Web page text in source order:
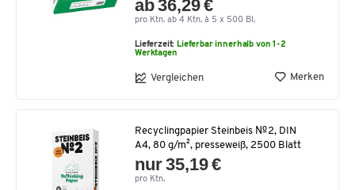
ab 36,29 €
pro Ktn. ab 4 Ktn. à 5 x 500 Bl.
Lieferzeit:Lieferbar innerhalb von 1-2
Werktagen
Vergleichen Merken
Recyclingpapier Steinbeis №2, DIN
A4, 80 g/m², presseweiß, 2500 Blatt
nur 35,19 €
pro Ktn.